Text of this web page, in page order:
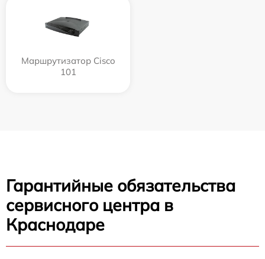
Маршрутизатор Cisco
101
Гарантийные обязательства
сервисного центра в
Краснодаре